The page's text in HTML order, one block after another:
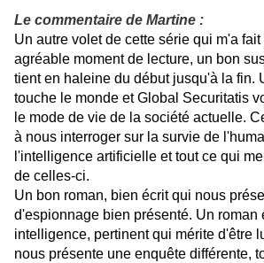
Le commentaire de Martine :
Un autre volet de cette série qui m'a fait
agréable moment de lecture, un bon
tient en haleine du début jusqu'à la fin.
touche le monde et Global Securitatis
le mode de vie de la société actuelle.
à nous interroger sur la survie de
l'intelligence artificielle et tout ce qui
de celles-ci.
Un bon roman, bien écrit qui nous
d'espionnage bien présenté. Un roman
intelligence, pertinent qui mérite d'être
nous présente une enquête différente,